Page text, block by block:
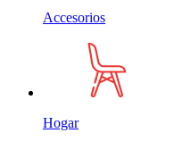
Accesorios
Hogar